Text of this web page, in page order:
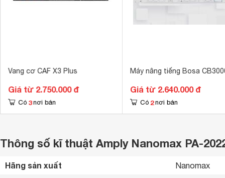
Vang cơ CAF X3 Plus
Giá từ 2.750.000 đ
Có 3 nơi bán
Máy nâng tiếng Bosa
Giá từ 2.640.000 đ
Có 2 nơi bán
Thông số kĩ thuật Amply Nanomax PA-
Hãng sản xuất Nanomax